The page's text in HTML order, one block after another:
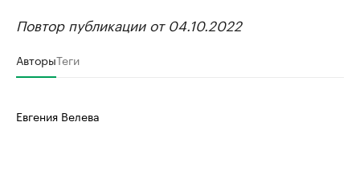
Повтор публикации от 04.10.2022
АвторыТеги
Евгения Велева